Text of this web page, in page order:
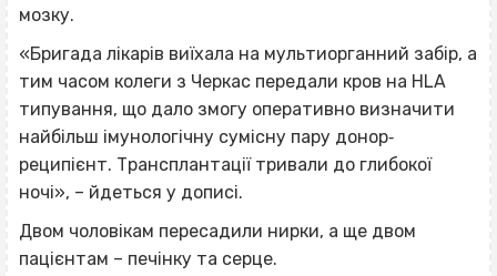
мозку.
«Бригада лікарів виїхала на мультиорганний забір, а
тим часом колеги з Черкас передали кров на HLA
типування, що дало змогу оперативно визначити
найбільш імунологічну сумісну пару донор‐
реципієнт. Трансплантації тривали до глибокої
ночі», – йдеться у дописі.
Двом чоловікам пересадили нирки, а ще двом
пацієнтам – печінку та серце.